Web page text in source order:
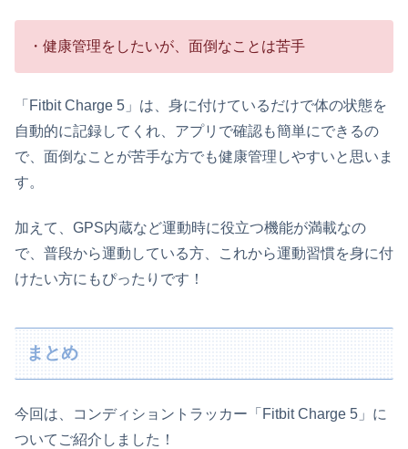
・健康管理をしたいが、面倒なことは苦手
「Fitbit Charge 5」は、身に付けているだけで体の状態を
自動的に記録してくれ、アプリで確認も簡単にできるの
で、面倒なことが苦手な方でも健康管理しやすいと思いま
す。
加えて、GPS内蔵など運動時に役立つ機能が満載なの
で、普段から運動している方、これから運動習慣を身に付
けたい方にもぴったりです！
まとめ
今回は、コンディショントラッカー「Fitbit Charge 5」に
ついてご紹介しました！